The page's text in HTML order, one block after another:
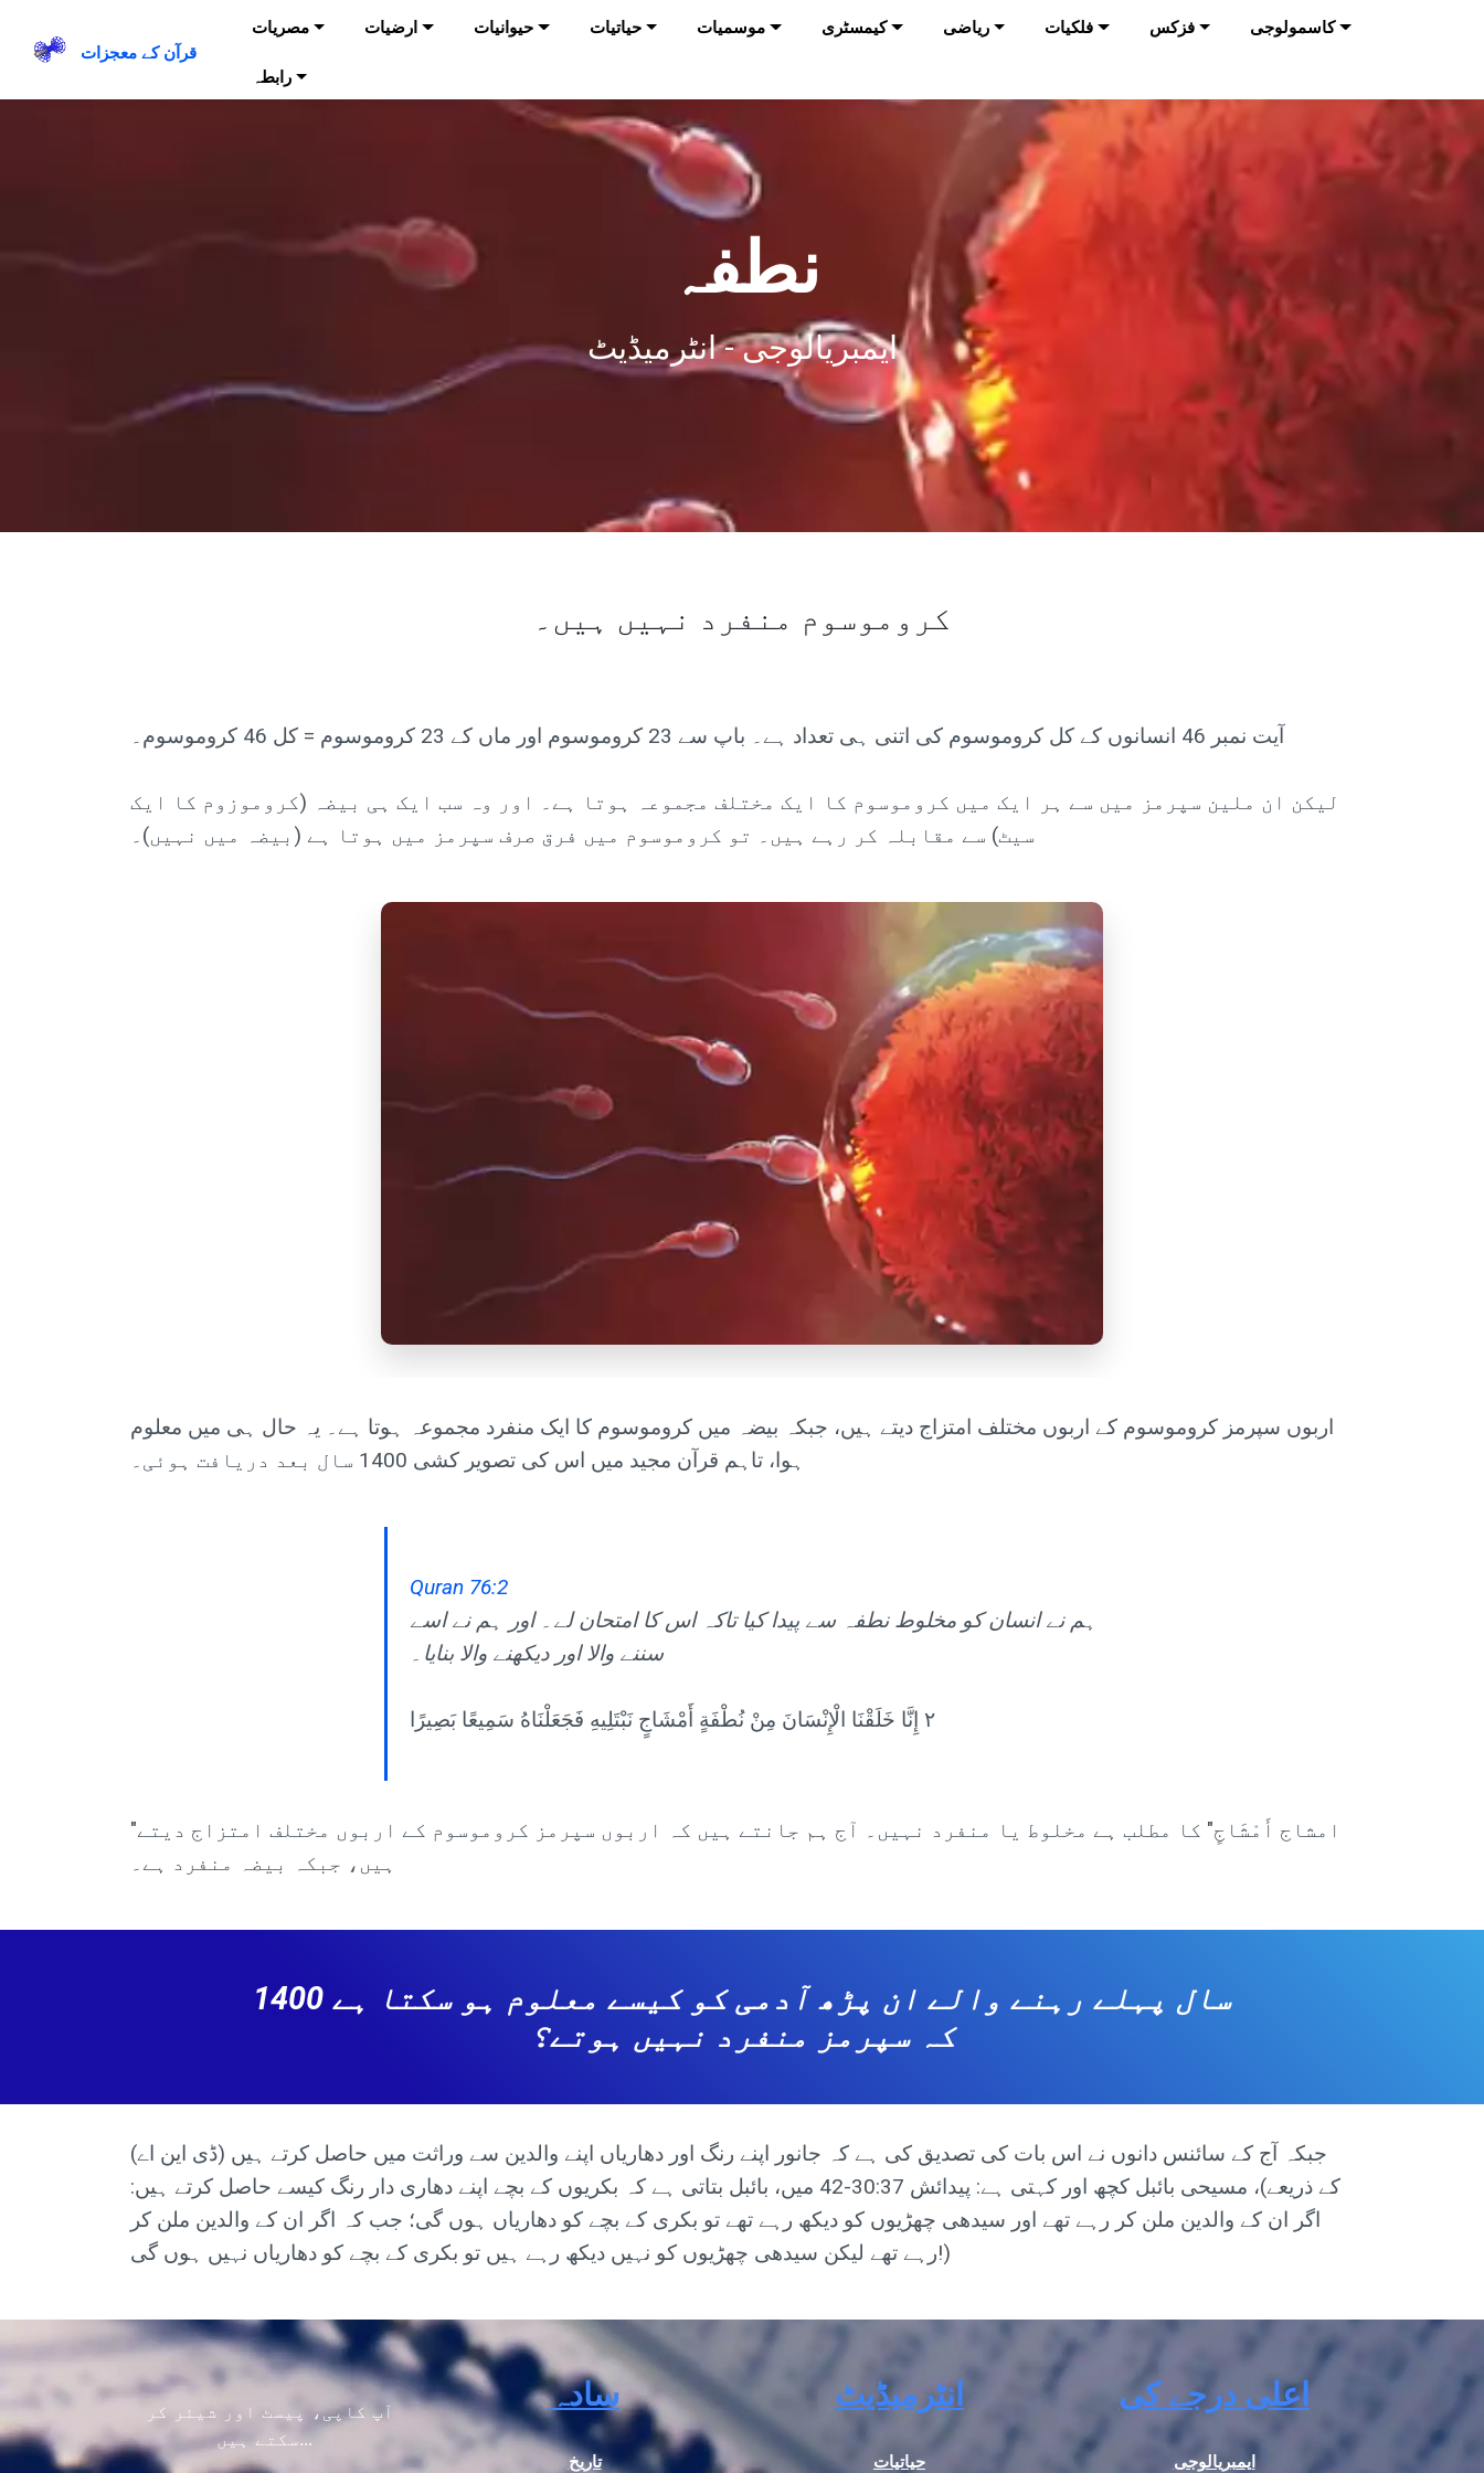
قرآن کے معجزات
مصریات ارضیات حیوانیات حیاتیات موسمیات کیمسٹری ریاضی فلکیات فزکس کاسمولوجی
رابطہ
نطفہ
ایمبریالوجی - انٹرمیڈیٹ
کروموسوم منفرد نہیں ہیں۔
آیت نمبر 46 انسانوں کے کل کروموسوم کی اتنی ہی تعداد ہے۔ باپ سے 23 کروموسوم اور ماں کے 23 کروموسوم = کل 46 کروموسوم۔
لیکن ان ملین سپرمز میں سے ہر ایک میں کروموسوم کا ایک مختلف مجموعہ ہوتا ہے۔ اور وہ سب ایک ہی بیضہ (کروموزوم کا ایک
سیٹ) سے مقابلہ کر رہے ہیں۔ تو کروموسوم میں فرق صرف سپرمز میں ہوتا ہے (بیضہ میں نہیں)۔
اربوں سپرمز کروموسوم کے اربوں مختلف امتزاج دیتے ہیں، جبکہ بیضہ میں کروموسوم کا ایک منفرد مجموعہ ہوتا ہے۔ یہ حال ہی میں معلوم
ہوا، تاہم قرآن مجید میں اس کی تصویر کشی 1400 سال بعد دریافت ہوئی۔
Quran 76:2
ہم نے انسان کو مخلوط نطفہ سے پیدا کیا تاکہ اس کا امتحان لے۔ اور ہم نے اسے
سننے والا اور دیکھنے والا بنایا۔
٢ إِنَّا خَلَقْنَا الْإِنْسَانَ مِنْ نُطْفَةٍ أَمْشَاجٍ نَبْتَلِيهِ فَجَعَلْنَاهُ سَمِيعًا بَصِيرًا
"امشاج أَمْشَاجٍ" کا مطلب ہے مخلوط یا منفرد نہیں۔ آج ہم جانتے ہیں کہ اربوں سپرمز کروموسوم کے اربوں مختلف امتزاج دیتے
ہیں، جبکہ بیضہ منفرد ہے۔
1400 سال پہلے رہنے والے ان پڑھ آدمی کو کیسے معلوم ہو سکتا ہے
کہ سپرمز منفرد نہیں ہوتے؟
(جبکہ آج کے سائنس دانوں نے اس بات کی تصدیق کی ہے کہ جانور اپنے رنگ اور دھاریاں اپنے والدین سے وراثت میں حاصل کرتے ہیں (ڈی این اے
کے ذریعے)، مسیحی بائبل کچھ اور کہتی ہے: پیدائش 30:37-42 میں، بائبل بتاتی ہے کہ بکریوں کے بچے اپنے دھاری دار رنگ کیسے حاصل کرتے ہیں:
اگر ان کے والدین ملن کر رہے تھے اور سیدھی چھڑیوں کو دیکھ رہے تھے تو بکری کے بچے کو دھاریاں ہوں گی؛ جب کہ اگر ان کے والدین ملن کر
رہے تھے لیکن سیدھی چھڑیوں کو نہیں دیکھ رہے ہیں تو بکری کے بچے کو دھاریاں نہیں ہوں گی!)
آپ کاپی، پیسٹ اور شیئر کر
سکتے ہیں...
سادہ
تاریخ
انٹرمیڈیٹ
حیاتیات
اعلی درجے کی
ایمبریالوجی